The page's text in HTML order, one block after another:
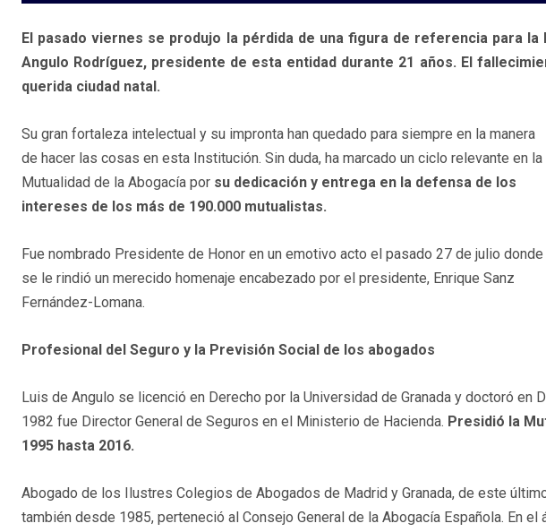
El pasado viernes se produjo la pérdida de una figura de referencia para la
Angulo Rodríguez, presidente de esta entidad durante 21 años. El
querida ciudad natal.
Su gran fortaleza intelectual y su impronta han quedado para siempre en la manera
de hacer las cosas en esta Institución. Sin duda, ha marcado un ciclo relevante en la
Mutualidad de la Abogacía por su dedicación y entrega en la defensa de los
intereses de los más de 190.000 mutualistas.
Fue nombrado Presidente de Honor en un emotivo acto el pasado 27 de julio donde
se le rindió un merecido homenaje encabezado por el presidente, Enrique Sanz
Fernández-Lomana.
Profesional del Seguro y la Previsión Social de los abogados
Luis de Angulo se licenció en Derecho por la Universidad de Granada y doctoró en
1982 fue Director General de Seguros en el Ministerio de Hacienda. Presidió la
1995 hasta 2016.
Abogado de los Ilustres Colegios de Abogados de Madrid y Granada, de este
también desde 1985, perteneció al Consejo General de la Abogacía Española. En el